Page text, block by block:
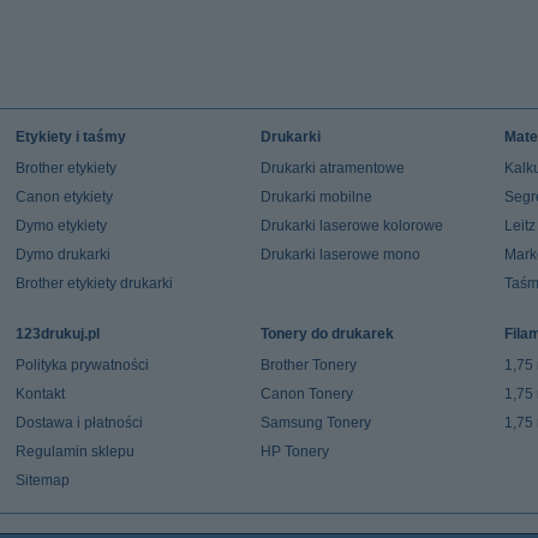
Etykiety i taśmy
Brother etykiety
Canon etykiety
Dymo etykiety
Dymo drukarki
Brother etykiety drukarki
Drukarki
Drukarki atramentowe
Drukarki mobilne
Drukarki laserowe kolorowe
Drukarki laserowe mono
123drukuj.pl
Polityka prywatności
Kontakt
Dostawa i płatności
Regulamin sklepu
Sitemap
Tonery do drukarek
Brother Tonery
Canon Tonery
Samsung Tonery
HP Tonery
1,75
1,75
1,75